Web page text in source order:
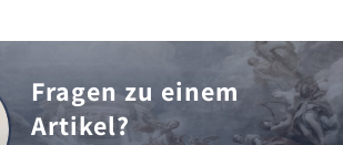
Fragen zu einem
Artikel?